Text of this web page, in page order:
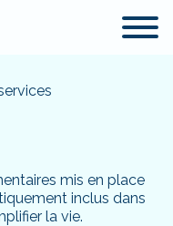
mis en place
inclus dans
la vie.